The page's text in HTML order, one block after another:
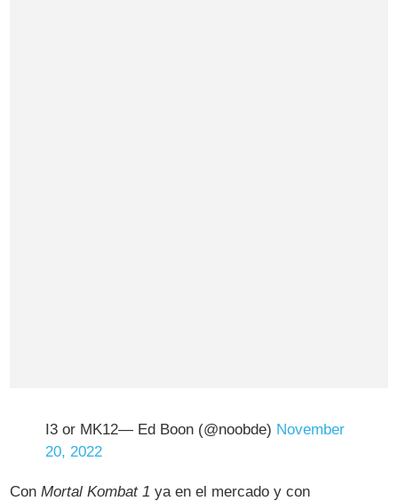
I3 or MK12— Ed Boon (@noobde) November
20, 2022
ConMortal Kombat 1 ya en el mercado y con